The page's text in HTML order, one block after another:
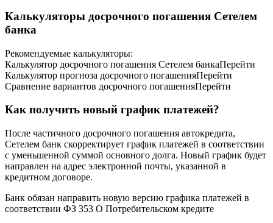
Калькуляторы досрочного погашения Сетелем
банка
Рекомендуемые калькуляторы:
Калькулятор досрочного погашения Сетелем банкаПерейти
Калькулятор прогноза досрочного погашенияПерейти
Сравнение вариантов досрочного погашенияПерейти
Как получить новый график платежей?
После частичного досрочного погашения автокредита,
Сетелем банк скорректирует график платежей в соответствии
с уменьшенной суммой основного долга. Новый график будет
направлен на адрес электронной почты, указанной в
кредитном договоре.
Банк обязан направить новую версию графика платежей в
соответствии ФЗ 353 О Потребительском кредите